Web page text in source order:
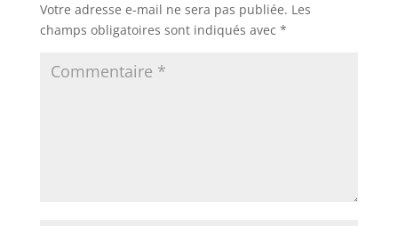
Votre adresse e-mail ne sera pas publiée. Les
champs obligatoires sont indiqués avec *